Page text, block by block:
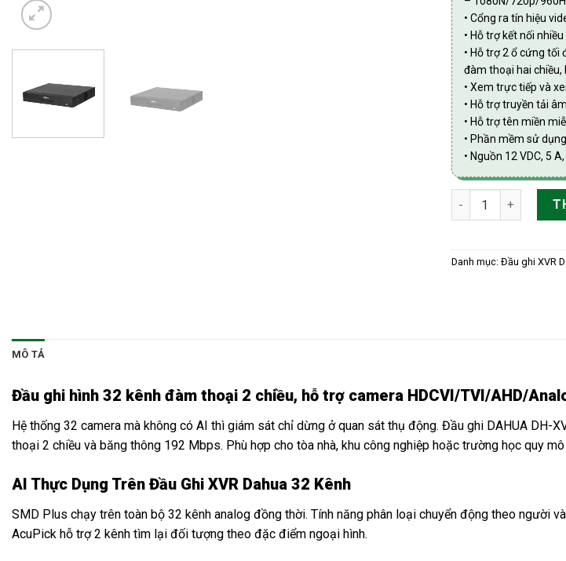
• Cổng ra tín hiệu
• Hỗ trợ kết nối
• Hỗ trợ 2 ổ cứng tối
đàm thoại hai chiều,
• Xem trực tiếp và
• Hỗ trợ truyền tải
• Hỗ trợ tên miền
• Phần mềm sử
• Nguồn 12 VDC, 5
Đầu ghi hình 32
Danh mục: Đầu ghi XVR
MÔ TẢ
Đầu ghi hình 32 kênh đàm thoại 2 chiều, hỗ trợ camera HDCVI/TVI/AHD/
Hệ thống 32 camera mà không có AI thì giám sát chỉ dừng ở quan sát thụ động. Đầu ghi DAHUA
thoại 2 chiều và băng thông 192 Mbps. Phù hợp cho tòa nhà, khu công nghiệp hoặc trường học quy mô
AI Thực Dụng Trên Đầu Ghi XVR Dahua 32 Kênh
SMD Plus chạy trên toàn bộ 32 kênh analog đồng thời. Tính năng phân loại chuyển động theo người
AcuPick hỗ trợ 2 kênh tìm lại đối tượng theo đặc điểm ngoại hình.